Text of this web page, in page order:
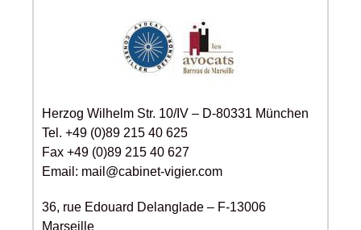
Herzog Wilhelm Str. 10/IV – D-80331 München
Tel. +49 (0)89 215 40 625
Fax +49 (0)89 215 40 627
Email: mail@cabinet-vigier.com
36, rue Edouard Delanglade – F-13006
Marseille